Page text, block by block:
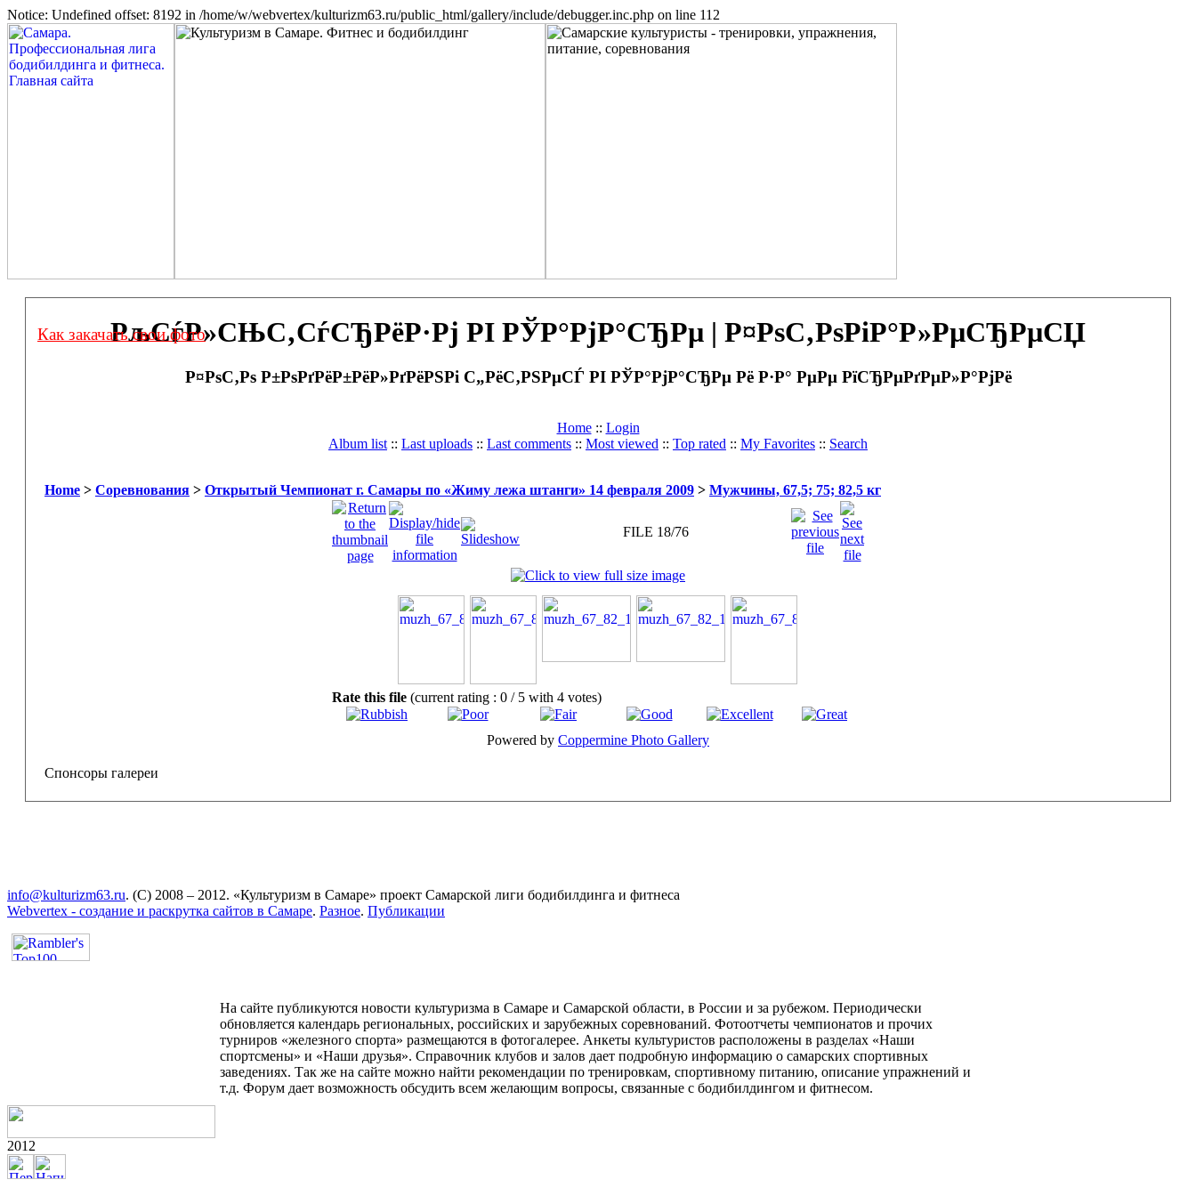
Notice: Undefined offset: 8192 in /home/w/webvertex/kulturizm63.ru/public_html/gallery/include/debugger.inc.php on line 112
РљСѓР»СЊС‚СѓСЂРёР·Рј РІ РЎР°РјР°СЂРµ | Р¤РѕС‚РѕРіР°Р»РµСЂРµСЏ
Р¤РѕС‚Рѕ Р±РѕРґРёР±РёР»РґРёРЅРі С„РёС‚РЅРµСЃ РІ РЎР°РјР°СЂРµ Рё Р·Р° РµРµ РїСЂРµРґРµР»Р°РјРё
Home:: Login
Album list :: Last uploads :: Last comments :: Most viewed :: Top rated :: My Favorites :: Search
Home > Соревнования > Открытый Чемпионат г. Самары по «Жиму лежа штанги» 14 февраля 2009 > Мужчины, 67,5; 75; 82,5 кг
FILE 18/76
Rate this file (current rating : 0 / 5 with 4 votes)
Powered by Coppermine Photo Gallery
Спонсоры галереи
info@kulturizm63.ru. (C) 2008 – 2012. «Культуризм в Самаре» проект Самарской лиги бодибилдинга и фитнеса
Webvertex - создание и раскрутка сайтов в Самаре. Разное. Публикации
На сайте публикуются новости культуризма в Самаре и Самарской области, в России и за рубежом. Периодически
обновляется календарь региональных, российских и зарубежных соревнований. Фотоотчеты чемпионатов и прочих
турниров «железного спорта» размещаются в фотогалерее. Анкеты культуристов расположены в разделах «Наши
спортсмены» и «Наши друзья». Справочник клубов и залов дает подробную информацию о самарских спортивных
заведениях. Так же на сайте можно найти рекомендации по тренировкам, спортивному питанию, описание упражнений и
т.д. Форум дает возможность обсудить всем желающим вопросы, связанные с бодибилдингом и фитнесом.
2012
Как закачать свои фото